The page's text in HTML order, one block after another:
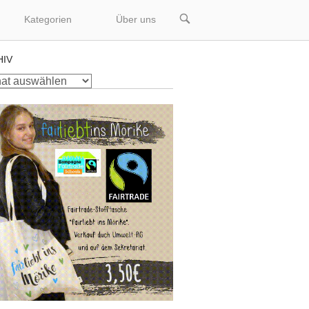
Kategorien Über uns
OPEN
SEARCH